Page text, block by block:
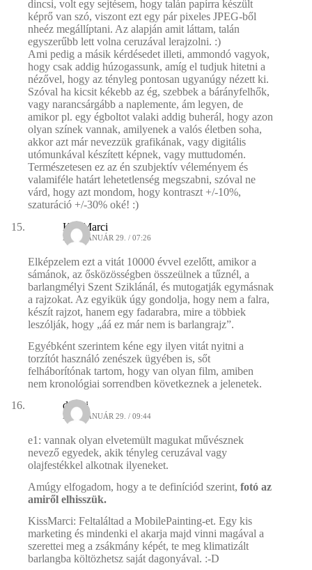
dincsi, volt egy sejtésem, hogy talán papírra készült
képrő van szó, viszont ezt egy pár pixeles JPEG-ből
nheéz megállíptani. Az alapján amit láttam, talán
egyszerűbb lett volna ceruzával lerajzolni. :)
Ami pedig a másik kérdésedet illeti, ammondó vagyok,
hogy csak addig húzogassunk, amíg el tudjuk hitetni a
nézővel, hogy az tényleg pontosan ugyanúgy nézett ki.
Szóval ha kicsit kékebb az ég, szebbek a bárányfelhők,
vagy narancsárgább a naplemente, ám legyen, de
amikor pl. egy égboltot valaki addig buherál, hogy azon
olyan színek vannak, amilyenek a valós életben soha,
akkor azt már nevezzük grafikának, vagy digitális
utómunkával készített képnek, vagy muttudomén.
Természetesen ez az én szubjektív véleményem és
valamiféle határt lehetetlenség megszabni, szóval ne
várd, hogy azt mondom, hogy kontraszt +/-10%,
szaturáció +/-30% oké! :)
KissMarci
2009. JANUÁR 29. / 07:26
Elképzelem ezt a vitát 10000 évvel ezelőtt, amikor a
sámánok, az ősközösségben összeülnek a tűznél, a
barlangmélyi Szent Sziklánál, és mutogatják egymásnak
a rajzokat. Az egyikük úgy gondolja, hogy nem a falra,
készít rajzot, hanem egy fadarabra, mire a többiek
leszólják, hogy „áá ez már nem is barlangrajz”.
Egyébként szerintem kéne egy ilyen vitát nyitni a
torzítót használó zenészek ügyében is, sőt
felháborítónak tartom, hogy van olyan film, amiben
nem kronológiai sorrendben következnek a jelenetek.
dincsi
2009. JANUÁR 29. / 09:44
e1: vannak olyan elvetemült magukat művésznek
nevező egyedek, akik tényleg ceruzával vagy
olajfestékkel alkotnak ilyeneket.
Amúgy elfogadom, hogy a te definíciód szerint, fotó az
amiről elhisszük.
KissMarci: Feltaláltad a MobilePainting-et. Egy kis
marketing és mindenki el akarja majd vinni magával a
szerettei meg a zsákmány képét, te meg klimatizált
barlangba költözhetsz saját dagonyával. :-D